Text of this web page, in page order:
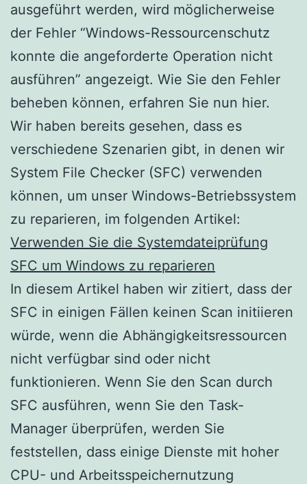
ausgeführt werden, wird möglicherweise
der Fehler “Windows-Ressourcenschutz
konnte die angeforderte Operation nicht
ausführen” angezeigt. Wie Sie den Fehler
beheben können, erfahren Sie nun hier.
Wir haben bereits gesehen, dass es
verschiedene Szenarien gibt, in denen wir
System File Checker (SFC) verwenden
können, um unser Windows-Betriebssystem
zu reparieren, im folgenden Artikel:
Verwenden Sie die Systemdateiprüfung
SFC um Windows zu reparieren
In diesem Artikel haben wir zitiert, dass der
SFC in einigen Fällen keinen Scan initiieren
würde, wenn die Abhängigkeitsressourcen
nicht verfügbar sind oder nicht
funktionieren. Wenn Sie den Scan durch
SFC ausführen, wenn Sie den Task-
Manager überprüfen, werden Sie
feststellen, dass einige Dienste mit hoher
CPU- und Arbeitsspeichernutzung